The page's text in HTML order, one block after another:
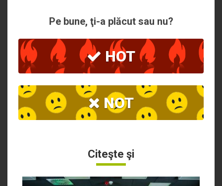
Pe bune, ţi-a plăcut sau nu?
HOT
NOT
Citeşte şi